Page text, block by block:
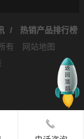
/
热销产品排行榜
有
网站地图